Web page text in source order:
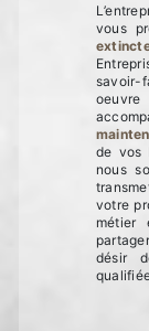
vous
savoir-
de vos
nous
votre
métier
désir